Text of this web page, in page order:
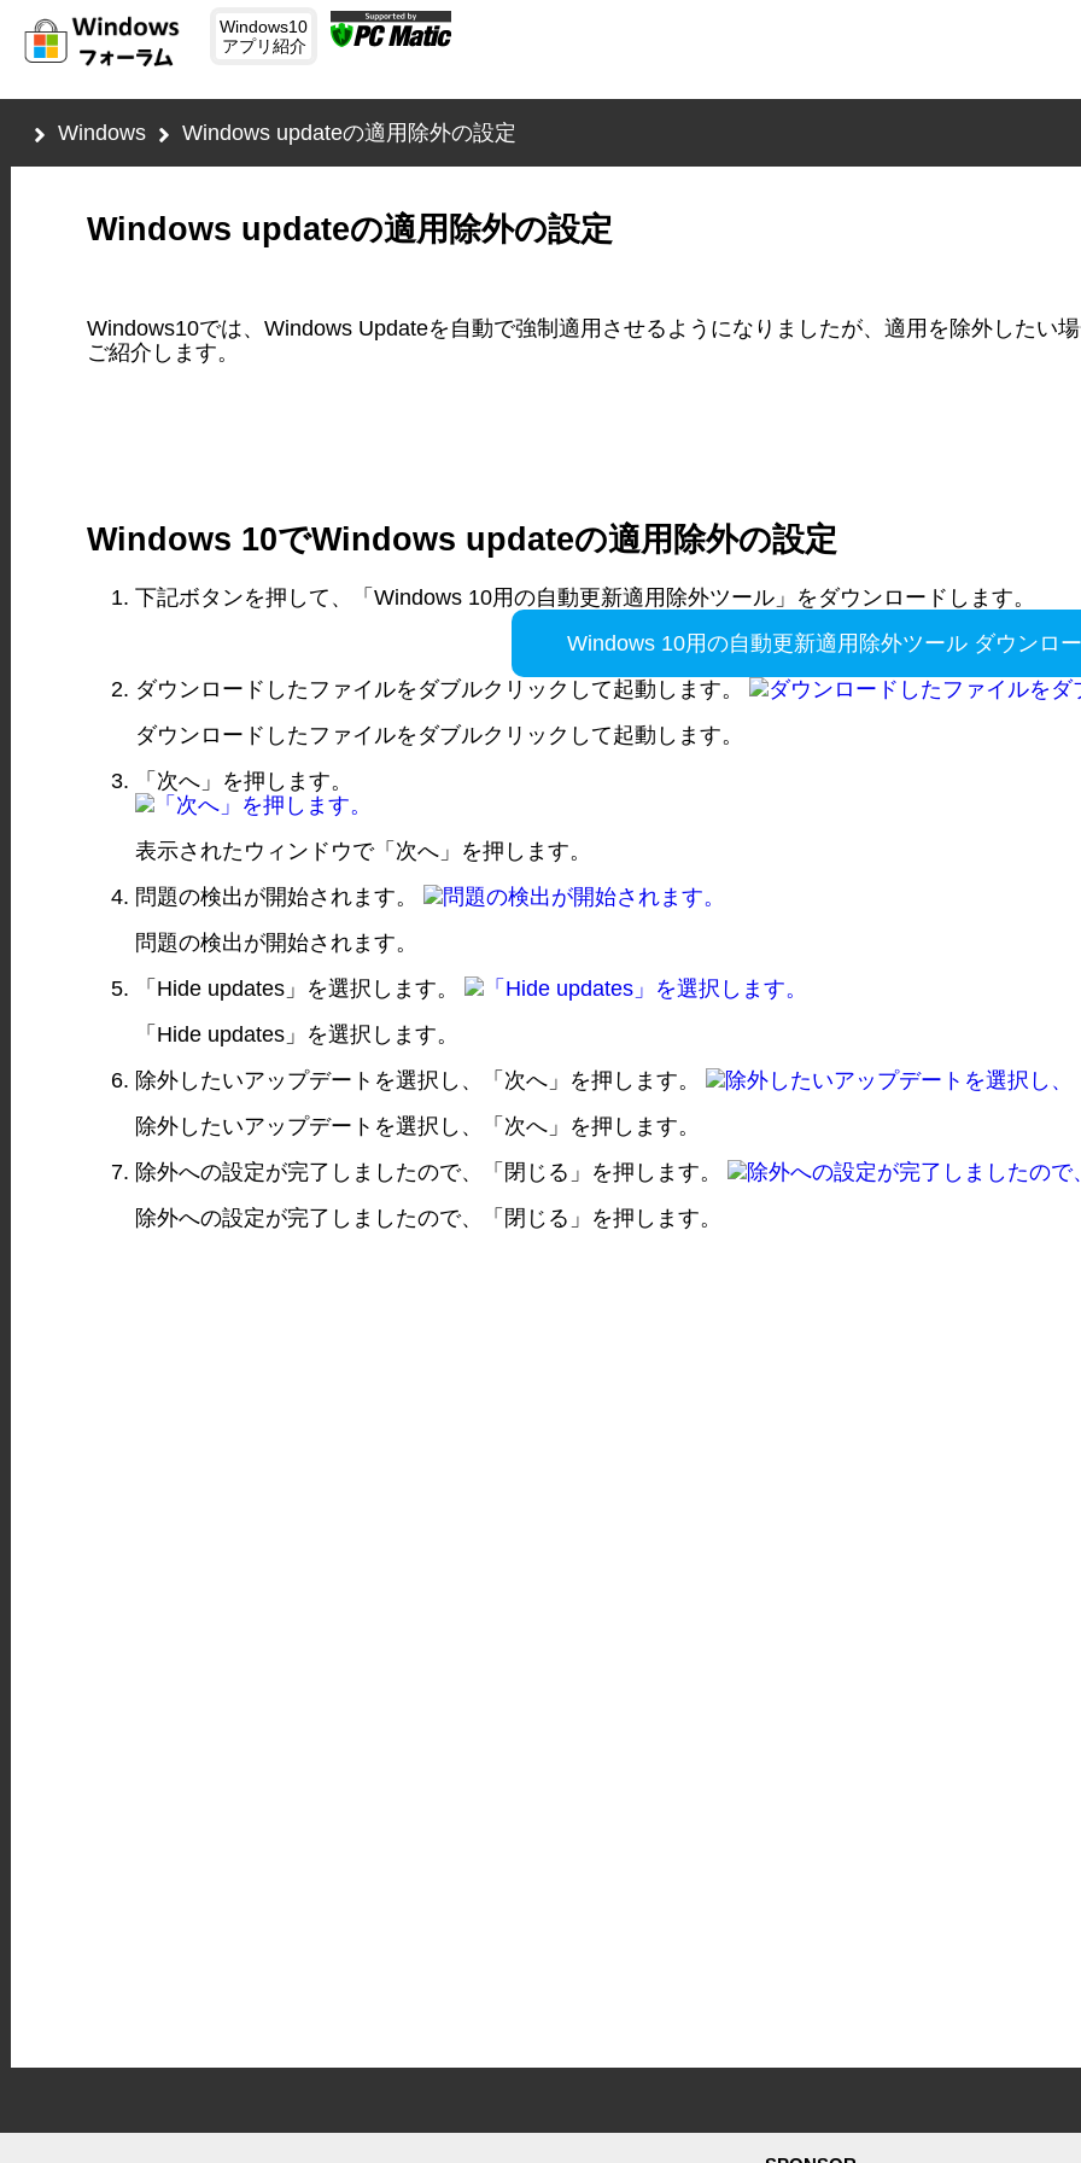
Windows10
アプリ紹介
Windows Windows updateの適用除外の設定
Windows updateの適用除外の設定
Windows10では、Windows Updateを自動で強制適用させるようになりましたが、適用を除外したい
ご紹介します。
Windows 10でWindows updateの適用除外の設定
下記ボタンを押して、「Windows 10用の自動更新適用除外ツール」をダウンロードします。
Windows 10用の自動更新適用除外ツール ダウンロ
ダウンロードしたファイルをダブルクリックして起動します。
ダウンロードしたファイルをダブルクリックして起動します。
「次へ」を押します。
表示されたウィンドウで「次へ」を押します。
問題の検出が開始されます。
問題の検出が開始されます。
「Hide updates」を選択します。
「Hide updates」を選択します。
除外したいアップデートを選択し、「次へ」を押します。
除外したいアップデートを選択し、「次へ」を押します。
除外への設定が完了しましたので、「閉じる」を押します。
除外への設定が完了しましたので、「閉じる」を押します。